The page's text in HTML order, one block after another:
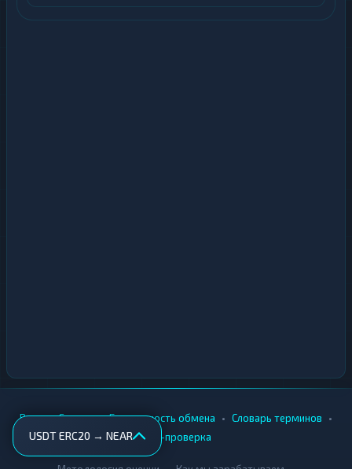
USDT ERC20 → NEAR
Вики • Города • Безопасность обмена • Словарь терминов •
AML-проверка